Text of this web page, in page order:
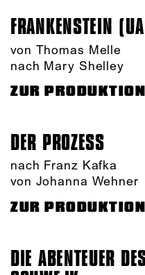
FRANKENSTEIN
von Thomas Melle
nach Mary Shelley
ZUR PRODUKTION
DER PROZESS
nach Franz Kafka
von Johanna Wehner
ZUR PRODUKTION
DIE ABENTEUER